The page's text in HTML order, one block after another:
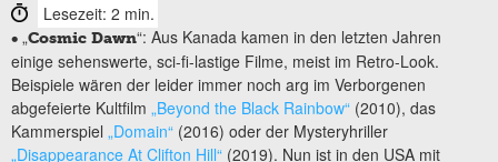
Lesezeit: 2 min.
• „Cosmic Dawn“: Aus Kanada kamen in den letzten Jahren
einige sehenswerte, sci-fi-lastige Filme, meist im Retro-Look.
Beispiele wären der leider immer noch arg im Verborgenen
abgefeierte Kultfilm „Beyond the Black Rainbow“ (2010), das
Kammerspiel „Domain“ (2016) oder der Mysteryhriller
„Disappearance At Clifton Hill“ (2019). Nun ist in den USA mit